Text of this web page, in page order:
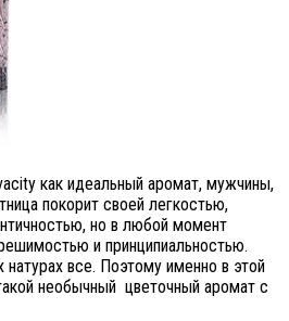
как идеальный аромат, мужчины,
покорит своей легкостью,
но в любой момент
и принципиальностью.
все. Поэтому именно в этой
необычный цветочный аромат с